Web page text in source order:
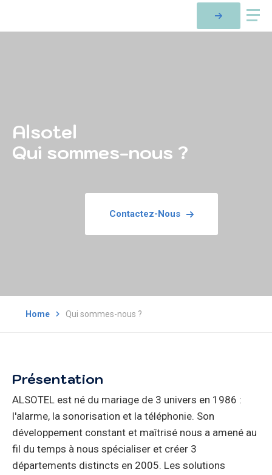
Alsotel
Qui sommes-nous ?
Contactez-Nous
Home Qui sommes-nous ?
Présentation
ALSOTEL est né du mariage de 3 univers en 1986 :
l'alarme, la sonorisation et la téléphonie. Son
développement constant et maîtrisé nous a amené au
fil du temps à nous spécialiser et créer 3
départements distincts en 2005. Les solutions